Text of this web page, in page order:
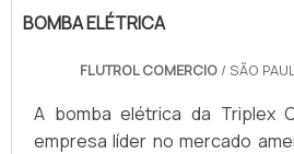
BOMBA ELÉTRICA
FLUTROL COMERCIO / SÃO
A bomba elétrica da Triplex
empresa líder no mercado